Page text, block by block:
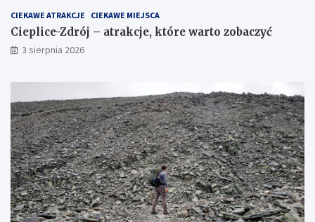
CIEKAWE ATRAKCJE CIEKAWE MIEJSCA
Cieplice-Zdrój – atrakcje, które warto zobaczyć
3 sierpnia 2026